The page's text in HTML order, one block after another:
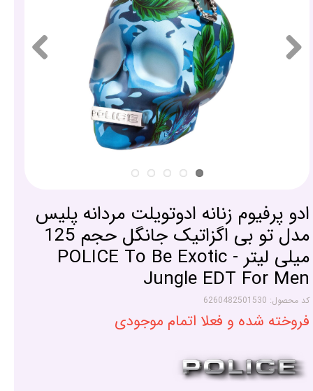
ادو پرفیوم زنانه ادوتویلت مردانه پلیس
مدل تو بی اگزاتیک جانگل حجم 125
میلی لیتر - POLICE To Be Exotic
Jungle EDT For Men
کد محصول: 6260482501530
فروخته شده و فعلا اتمام موجودی